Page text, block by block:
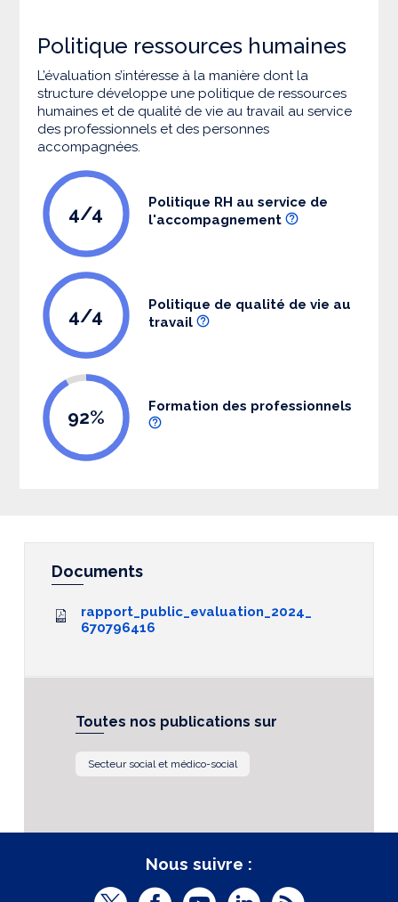
Politique ressources humaines
L’évaluation s’intéresse à la manière dont la
structure développe une politique de ressources
humaines et de qualité de vie au travail au service
des professionnels et des personnes
accompagnées.
4/4
Politique RH au service de
l'accompagnement
4/4
Politique de qualité de vie au
travail
92% Formation des professionnels
Documents
rapport_public_evaluation_2024_
670796416
Toutes nos publications sur
Secteur social et médico-social
Nous suivre :